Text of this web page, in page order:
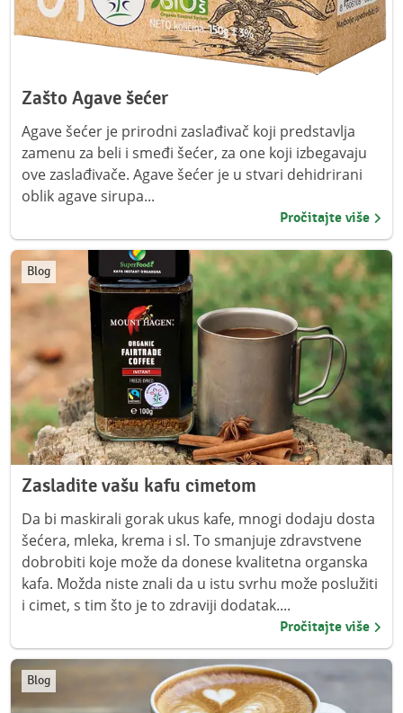
Zašto Agave šećer
Agave šećer je prirodni zaslađivač koji predstavlja
zamenu za beli i smeđi šećer, za one koji izbegavaju
ove zaslađivače. Agave šećer je u stvari dehidrirani
oblik agave sirupa...
Pročitajte više
Zasladite vašu kafu cimetom
Blog
Da bi maskirali gorak ukus kafe, mnogi dodaju dosta
šećera, mleka, krema i sl. To smanjuje zdravstvene
dobrobiti koje može da donese kvalitetna organska
kafa. Možda niste znali da u istu svrhu može poslužiti
i cimet, s tim što je to zdraviji dodatak....
Pročitajte više
Blog